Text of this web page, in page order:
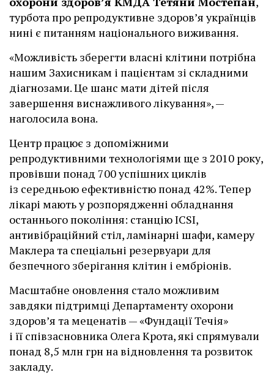
турбота про репродуктивне здоров’я українців
нині є питанням національного виживання.
«Можливість зберегти власні клітини потрібна
нашим Захисникам і пацієнтам зі складними
діагнозами. Це шанс мати дітей після
завершення виснажливого лікування», —
наголосила вона.
Центр працює з допоміжними
репродуктивними технологіями ще з 2010 року,
провівши понад 700 успішних циклів
із середньою ефективністю понад 42%. Тепер
лікарі мають у розпорядженні обладнання
останнього покоління: станцію ІCSI,
антивібраційний стіл, ламінарні шафи, камеру
Маклера та спеціальні резервуари для
безпечного зберігання клітин і ембріонів.
Масштабне оновлення стало можливим
завдяки підтримці Департаменту охорони
здоров’я та меценатів — «Фундації Течія»
і її співзасновника Олега Крота, які спрямували
понад 8,5 млн грн на відновлення та розвиток
закладу.